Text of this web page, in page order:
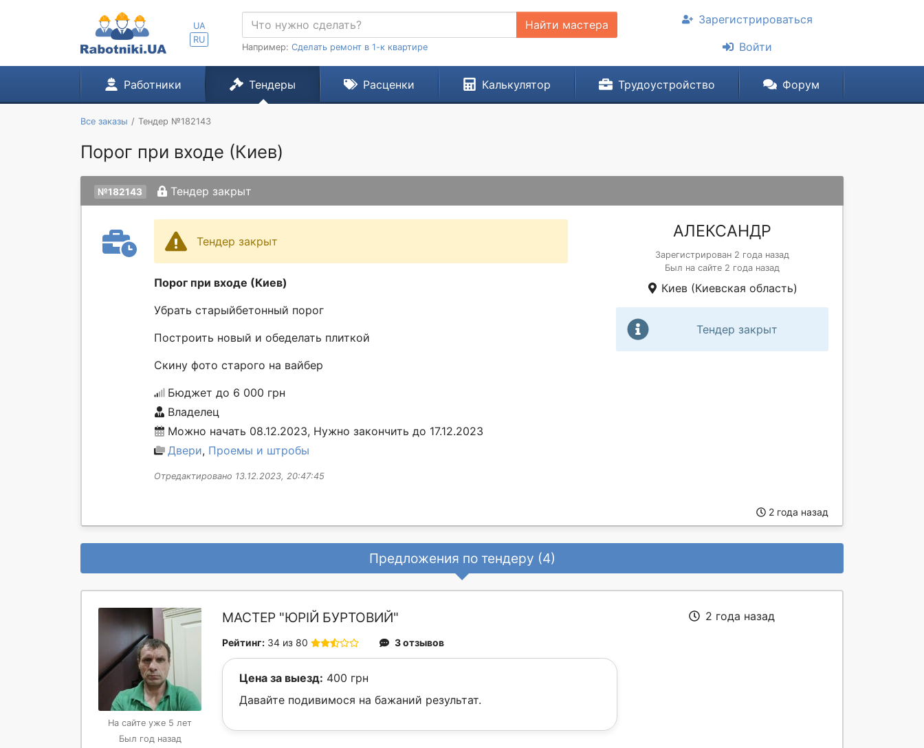
UA
RU
Найти мастера
Например: Сделать ремонт в 1-к квартире
Зарегистрироваться
Войти
Работники Тендеры Расценки Калькулятор Трудоустройство Форум
Все заказы Тендер №182143
Порог при входе (Киев)
№182143 Тендер закрыт
Тендер закрыт
Порог при входе (Киев)
Убрать старыйбетонный порог
Построить новый и обеделать плиткой
Скину фото старого на вайбер
Бюджет до 6 000 грн
Владелец
Можно начать 08.12.2023, Нужно закончить до 17.12.2023
Двери, Проемы и штробы
Отредактировано 13.12.2023, 20:47:45
АЛЕКСАНДР
Зарегистрирован 2 года назад
Был на сайте 2 года назад
Киев (Киевская область)
Тендер закрыт
2 года назад
Предложения по тендеру (4)
На сайте уже 5 лет
Был год назад
МАСТЕР "ЮРІЙ БУРТОВИЙ"
Рейтинг: 34 из 80 3 отзывов
Цена за выезд: 400 грн
Давайте подивимося на бажаний результат.
2 года назад